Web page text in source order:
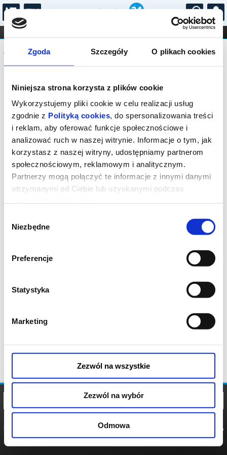
Zgoda Szczegóły O plikach cookies
Niniejsza strona korzysta z plików cookie
Wykorzystujemy pliki cookie w celu realizacji usług
zgodnie z Polityką cookies, do spersonalizowania treści
i reklam, aby oferować funkcje społecznościowe i
analizować ruch w naszej witrynie. Informacje o tym, jak
korzystasz z naszej witryny, udostępniamy partnerom
społecznościowym, reklamowym i analitycznym.
Partnerzy mogą połączyć te informacje z innymi danymi
otrzymanymi od Ciebie lub uzyskanymi podczas
zgody
Niezbędne
Preferencje
Statystyka
Marketing
Zezwól na wszystkie
Zezwól na wybór
Odmowa
...
FILHARMONIA OPERA I BALET
STAND-UP
DLA DZIECI
Komunikat
Sprzedaż biletów on-line na wydarzenie
została zakończona.
POLITYKA
POLITYKA